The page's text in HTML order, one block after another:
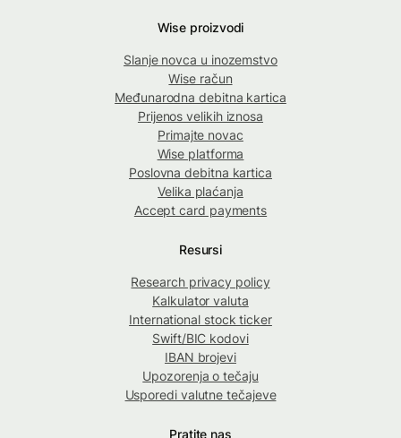
Wise proizvodi
Slanje novca u inozemstvo
Wise račun
Međunarodna debitna kartica
Prijenos velikih iznosa
Primajte novac
Wise platforma
Poslovna debitna kartica
Velika plaćanja
Accept card payments
Resursi
Research privacy policy
Kalkulator valuta
International stock ticker
Swift/BIC kodovi
IBAN brojevi
Upozorenja o tečaju
Usporedi valutne tečajeve
Pratite nas